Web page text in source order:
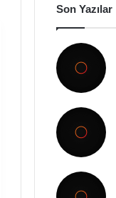
Son Yazılar